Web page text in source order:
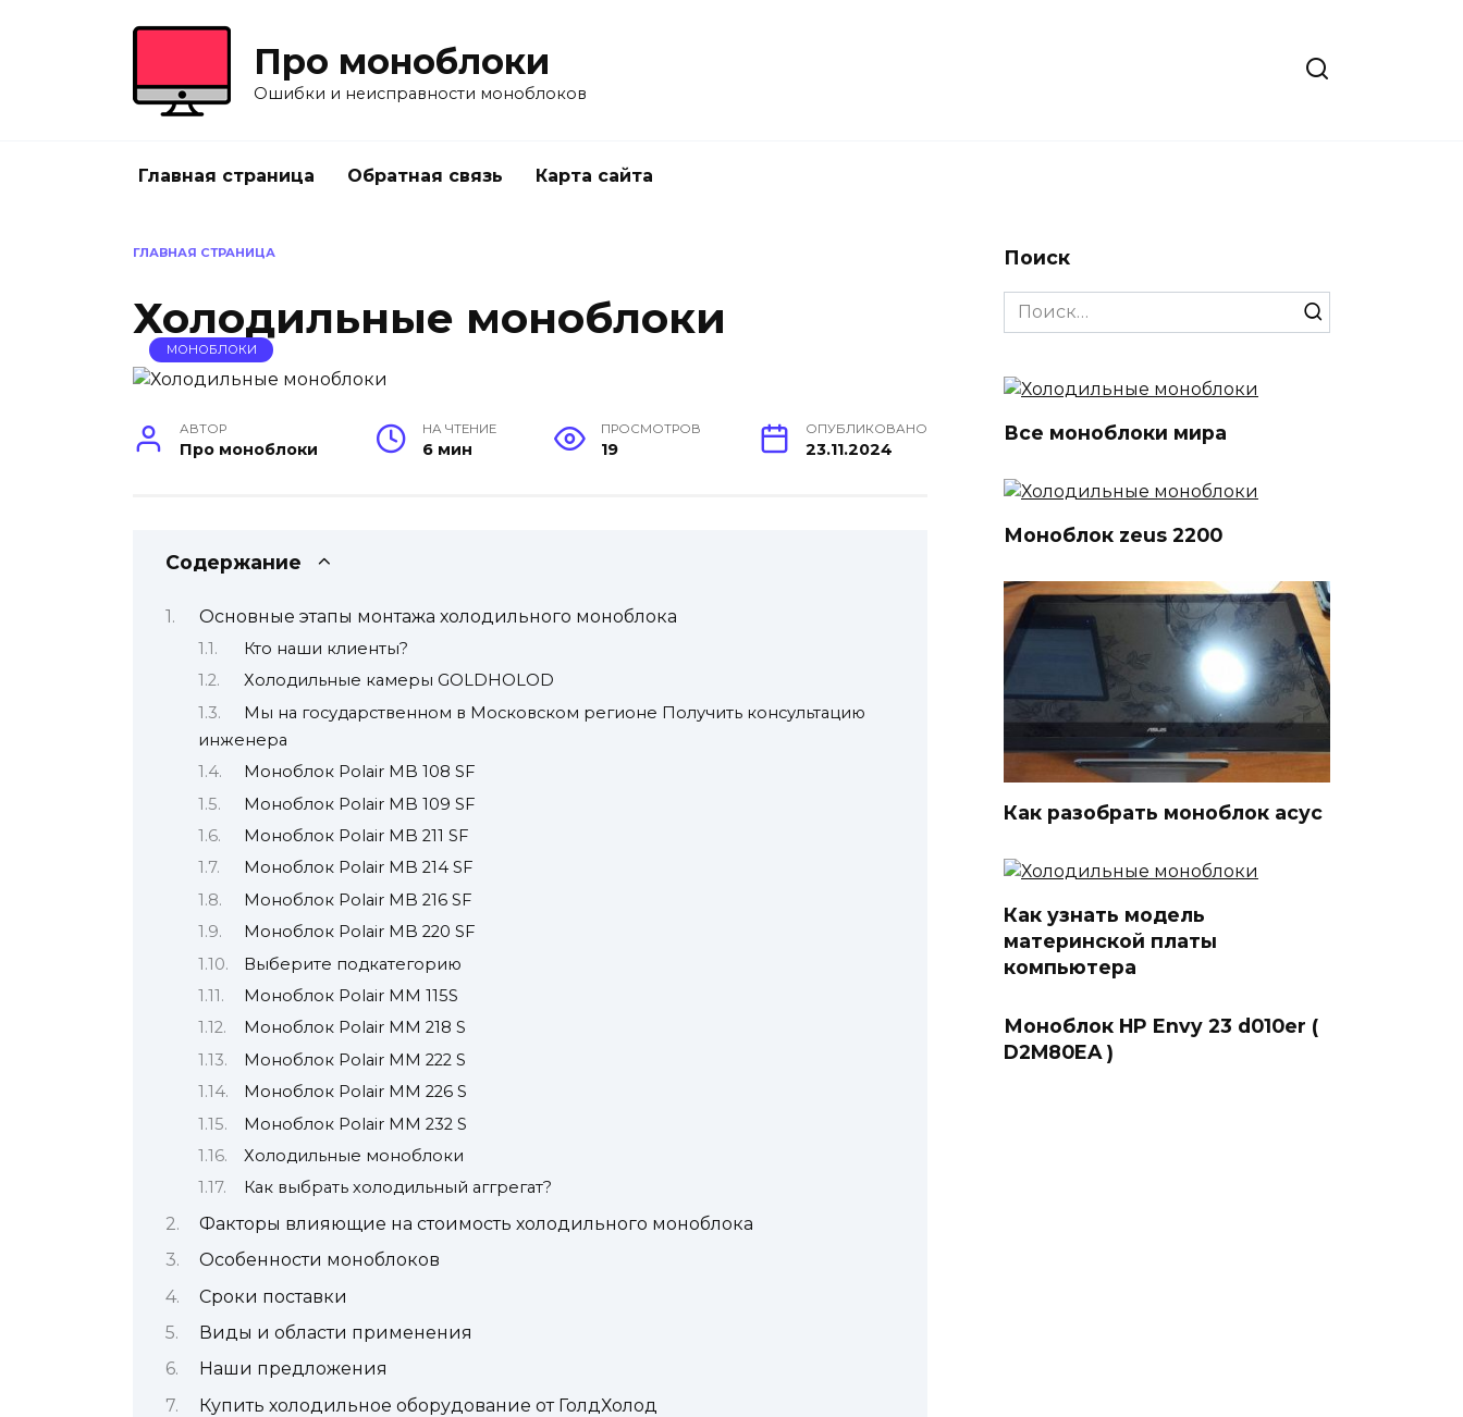
Про моноблоки
Ошибки и неисправности моноблоков
Главная страница Обратная связь Карта сайта
ГЛАВНАЯ СТРАНИЦА
Холодильные моноблоки
МОНОБЛОКИ
АВТОР
Про моноблоки
НА ЧТЕНИЕ
6 мин
ПРОСМОТРОВ
19
ОПУБЛИКОВАНО
23.11.2024
Содержание
Основные этапы монтажа холодильного моноблока
Кто наши клиенты?
Холодильные камеры GOLDHOLOD
Мы на государственном в Московском регионе Получить консультацию
инженера
Моноблок Polair MB 108 SF
Моноблок Polair MB 109 SF
Моноблок Polair MB 211 SF
Моноблок Polair MB 214 SF
Моноблок Polair MB 216 SF
Моноблок Polair MB 220 SF
Выберите подкатегорию
Моноблок Polair MM 115S
Моноблок Polair MM 218 S
Моноблок Polair MM 222 S
Моноблок Polair MM 226 S
Моноблок Polair MM 232 S
Холодильные моноблоки
Как выбрать холодильный аггрегат?
Факторы влияющие на стоимость холодильного моноблока
Особенности моноблоков
Сроки поставки
Виды и области применения
Наши предложения
Купить холодильное оборудование от ГолдХолод
Поиск
Search
for:
Все моноблоки мира
Моноблок zeus 2200
Как разобрать моноблок асус
Как узнать модель
материнской платы
компьютера
Моноблок HP Envy 23 d010er (
D2M80EA )